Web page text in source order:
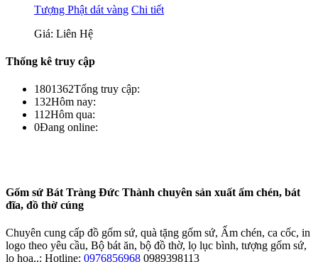
Tượng Phật dát vàng Chi tiết
Giá: Liên Hệ
Thống kê truy cập
1801362Tổng truy cập:
132Hôm nay:
112Hôm qua:
0Đang online:
Gốm sứ Bát Tràng Đức Thành chuyên sản xuất ấm chén, bát
đĩa, đồ thờ cúng
Chuyên cung cấp đồ gốm sứ, quà tặng gốm sứ, Ấm chén, ca cốc, in
logo theo yêu cầu, Bộ bát ăn, bộ đồ thờ, lọ lục bình, tượng gốm sứ,
lọ hoa..: Hotline: 0976856968 0989398113